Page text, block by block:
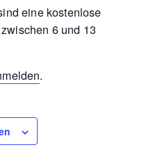
eine kostenlose
6 und 13
.